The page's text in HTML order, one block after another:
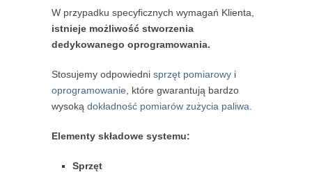
W przypadku specyficznych wymagań Klienta,
istnieje możliwość stworzenia
dedykowanego oprogramowania.
Stosujemy odpowiedni sprzęt pomiarowy i
oprogramowanie , które gwarantują bardzo
wysoką dokładność pomiarów zużycia paliwa
Elementy składowe systemu:
Sprzęt